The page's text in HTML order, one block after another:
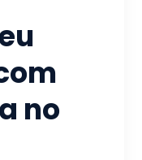
no